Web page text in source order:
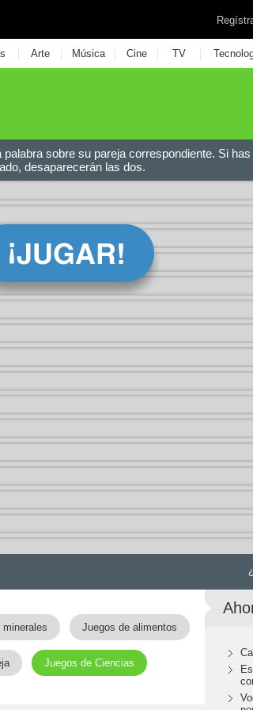
| Arte | Música | Cine | TV |
sobre su pareja correspondiente. Si has
desaparecerán las dos.
Juegos de alimentos
Juegos de Ciencias